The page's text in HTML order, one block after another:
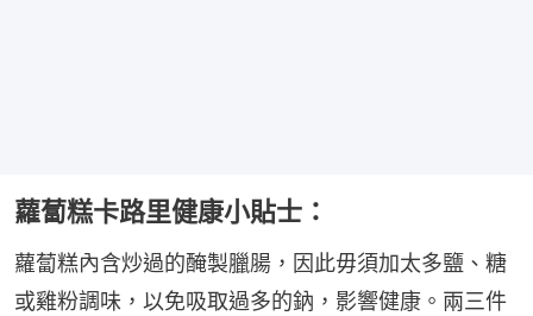
蘿蔔糕卡路里健康小貼士：
蘿蔔糕內含炒過的醃製臘腸，因此毋須加太多鹽、糖
或雞粉調味，以免吸取過多的鈉，影響健康。兩三件